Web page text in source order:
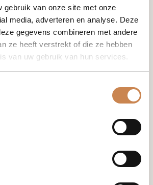
gebruik van onze site met onze
media, adverteren en analyse. Deze
gegevens combineren met andere
ze heeft verstrekt of die ze hebben
van uw gebruik van hun services.